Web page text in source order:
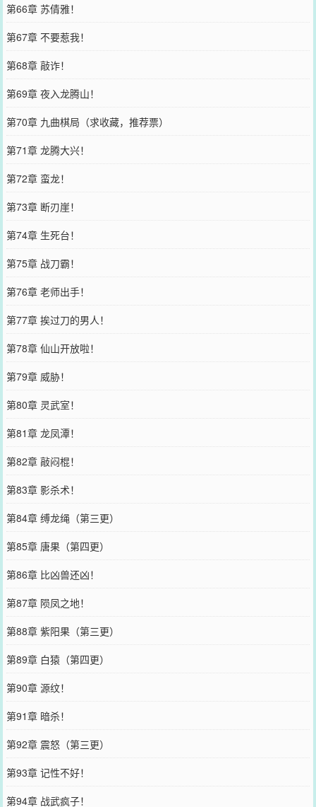
第66章 苏倩雅！
第67章 不要惹我！
第68章 敲诈！
第69章 夜入龙腾山！
第70章 九曲棋局（求收藏，推荐票）
第71章 龙腾大兴！
第72章 蛮龙！
第73章 断刃崖！
第74章 生死台！
第75章 战刀霸！
第76章 老师出手！
第77章 挨过刀的男人！
第78章 仙山开放啦！
第79章 威胁！
第80章 灵武室！
第81章 龙凤潭！
第82章 敲闷棍！
第83章 影杀术！
第84章 缚龙绳（第三更）
第85章 唐果（第四更）
第86章 比凶兽还凶！
第87章 陨凤之地！
第88章 紫阳果（第三更）
第89章 白猿（第四更）
第90章 源纹！
第91章 暗杀！
第92章 震怒（第三更）
第93章 记性不好！
第94章 战武疯子！